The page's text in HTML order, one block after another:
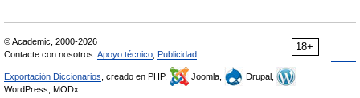
18+
© Academic, 2000-2026
Contacte con nosotros: Apoyo técnico Publicidad
Exportación Diccionarios , creado en PHP, Joomla,
Drupal,
WordPress, MODx.